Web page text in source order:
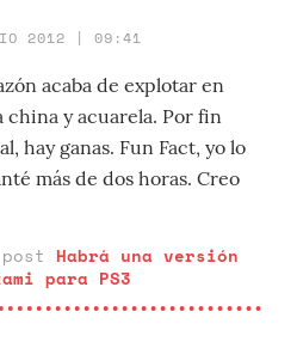
2012 | 09:41
acaba de explotar en
y acuarela. Por fin
hay ganas. Fun Fact, yo lo
más de dos horas. Creo
Habrá una versión
para PS3